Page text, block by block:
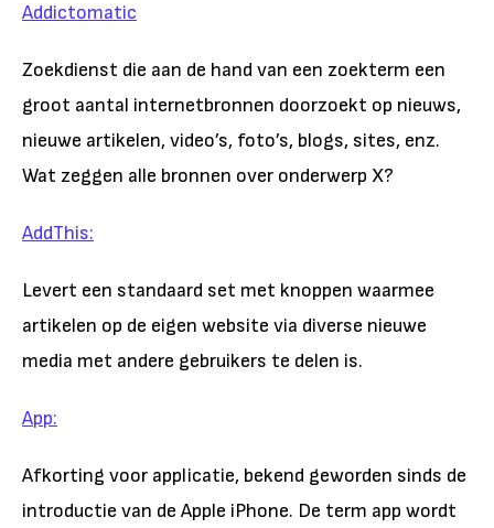
Addictomatic
Zoekdienst die aan de hand van een zoekterm een
groot aantal internetbronnen doorzoekt op nieuws,
nieuwe artikelen, video’s, foto’s, blogs, sites, enz.
Wat zeggen alle bronnen over onderwerp X?
AddThis:
Levert een standaard set met knoppen waarmee
artikelen op de eigen website via diverse nieuwe
media met andere gebruikers te delen is.
App:
Afkorting voor applicatie, bekend geworden sinds de
introductie van de Apple iPhone. De term app wordt